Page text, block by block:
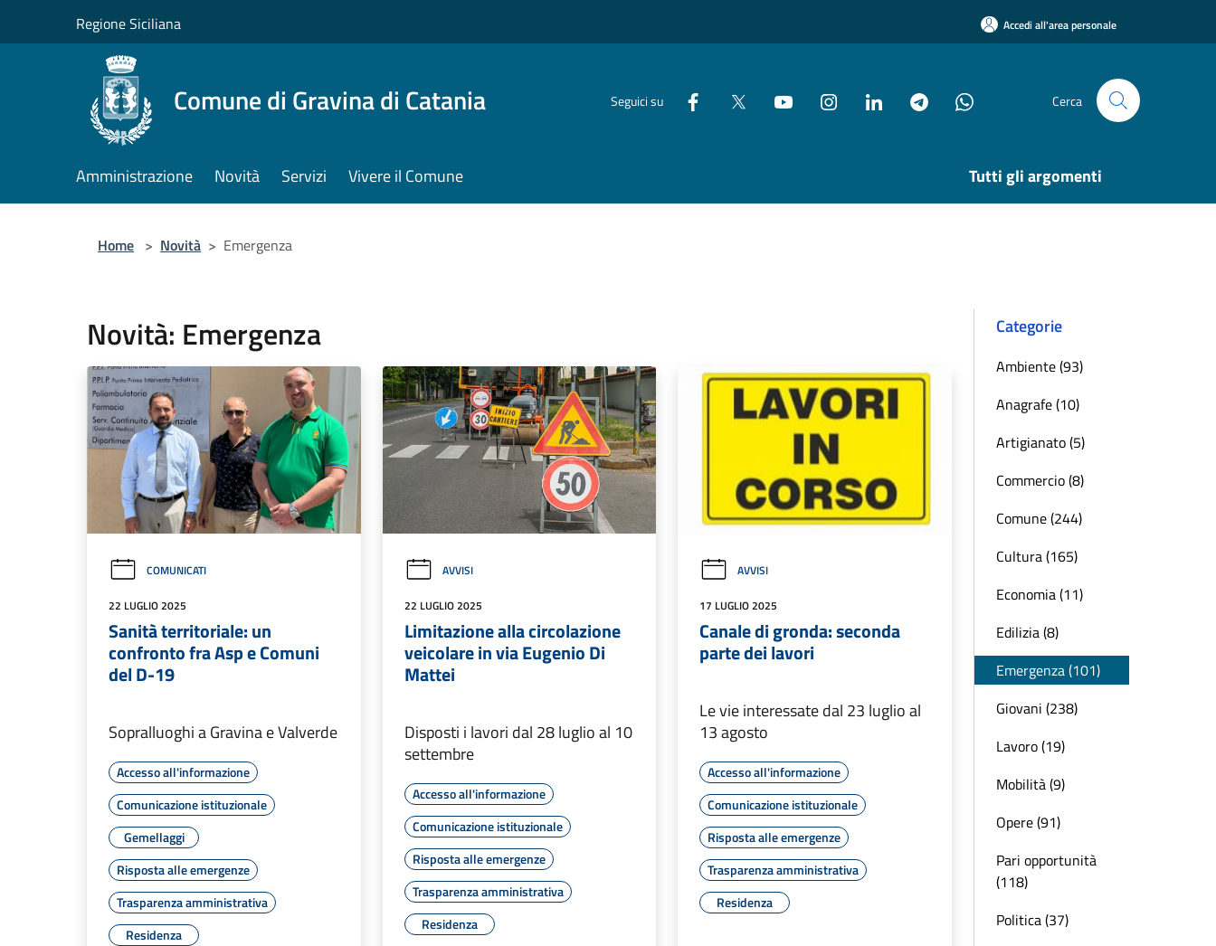
Regione Siciliana Accedi all'area personale
Comune di Gravina di Catania Seguici su Cerca
Amministrazione Novità Servizi Vivere il Comune Tutti gli argomenti
Home > Novità > Emergenza
Novità: Emergenza
COMUNICATI
22 LUGLIO 2025
Sanità territoriale: un
confronto fra Asp e Comuni
del D-19
Sopralluoghi a Gravina e Valverde
Accesso all'informazione
Comunicazione istituzionale
Gemellaggi
Risposta alle emergenze
Trasparenza amministrativa
Residenza
AVVISI
22 LUGLIO 2025
Limitazione alla circolazione
veicolare in via Eugenio Di
Mattei
Disposti i lavori dal 28 luglio al 10
settembre
Accesso all'informazione
Comunicazione istituzionale
Risposta alle emergenze
Trasparenza amministrativa
Residenza
AVVISI
17 LUGLIO 2025
Canale di gronda: seconda
parte dei lavori
Le vie interessate dal 23 luglio al
13 agosto
Accesso all'informazione
Comunicazione istituzionale
Risposta alle emergenze
Trasparenza amministrativa
Residenza
Categorie
Ambiente (93)
Anagrafe (10)
Artigianato (5)
Commercio (8)
Comune (244)
Cultura (165)
Economia (11)
Edilizia (8)
Emergenza (101)
Giovani (238)
Lavoro (19)
Mobilità (9)
Opere (91)
Pari opportunità
(118)
Politica (37)